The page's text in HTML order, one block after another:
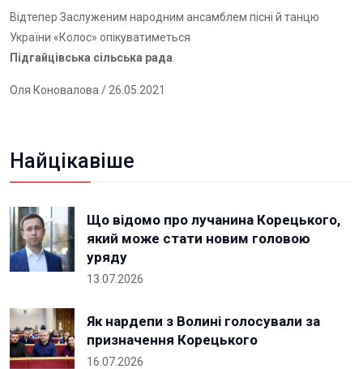
Відтепер Заслуженим народним ансамблем пісні й танцю
України «Колос» опікуватиметься
Підгайцівська сільська рада
Оля Коновалова / 26.05.2021
Найцікавіше
Що відомо про лучанина Корецького,
який може стати новим головою
уряду
13.07.2026
Як нардепи з Волині голосували за
призначення Корецького
16.07.2026